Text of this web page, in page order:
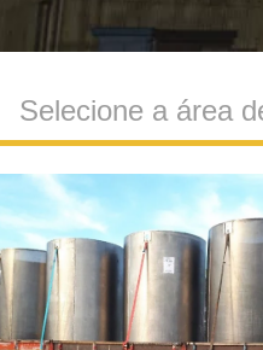
Selecione a área
Cervejaria
Indústria de Mineração
Usinas de Açúcar e
Indústria de Proteína
Moagem e Extração